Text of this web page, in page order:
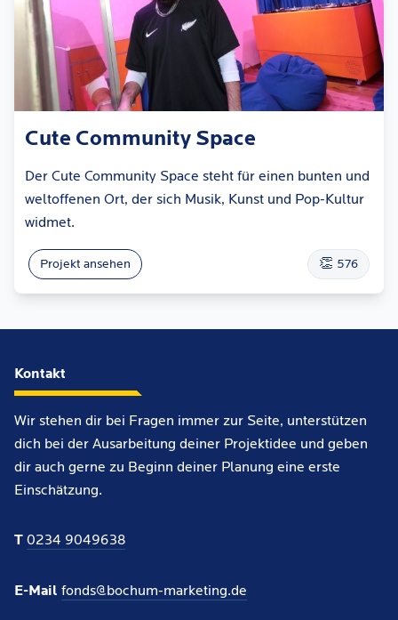
Cute Community Space
Der Cute Community Space steht für einen bunten und
weltoffenen Ort, der sich Musik, Kunst und Pop-Kultur
widmet.
Projekt ansehen 👏 576
Kontakt
Wir stehen dir bei Fragen immer zur Seite, unterstützen
dich bei der Ausarbeitung deiner Projektidee und geben
dir auch gerne zu Beginn deiner Planung eine erste
Einschätzung.
T 0234 9049638
E-Mail fonds@bochum-marketing.de